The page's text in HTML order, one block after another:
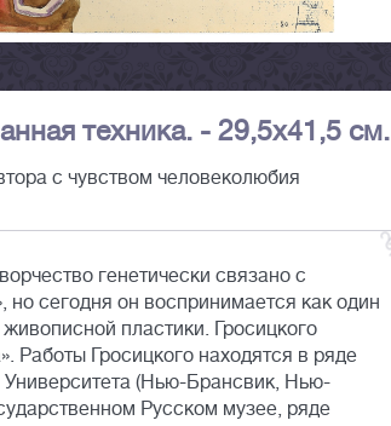
техника. - 29,5х41,5 см.
с чувством человеколюбия
генетически связано с
сегодня он воспринимается как один
пластики. Гросицкого
Работы Гросицкого находятся в ряде
Университета (Нью-Брансвик, Нью-
Русском музее, ряде